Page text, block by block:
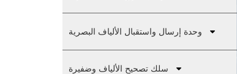
وحدة إرسال واستقبال الألياف البصرية
سلك تصحيح الألياف وضفيرة